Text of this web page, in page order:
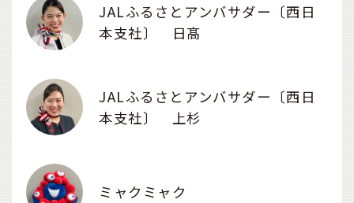
JALふるさとアンバサダー〔西日
本支社〕 日髙
JALふるさとアンバサダー〔西日
本支社〕 上杉
ミャクミャク